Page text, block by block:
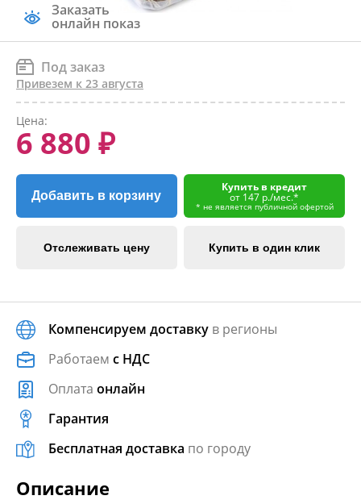
Заказать
онлайн показ
Под заказ
Привезем к 23 августа
Цена:
6 880 ₽
Добавить в корзину
Купить в кредит
от 147 р./мес.*
* не является публичной офертой
Отслеживать цену Купить в один клик
Компенсируем доставку в регионы
Работаем с НДС
Оплата онлайн
Гарантия
Бесплатная доставка по городу
Описание